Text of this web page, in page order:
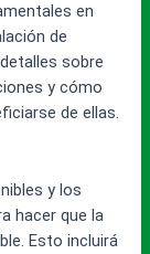
en
de
sobre
y cómo
de ellas.
y los
hacer que la
Esto incluirá